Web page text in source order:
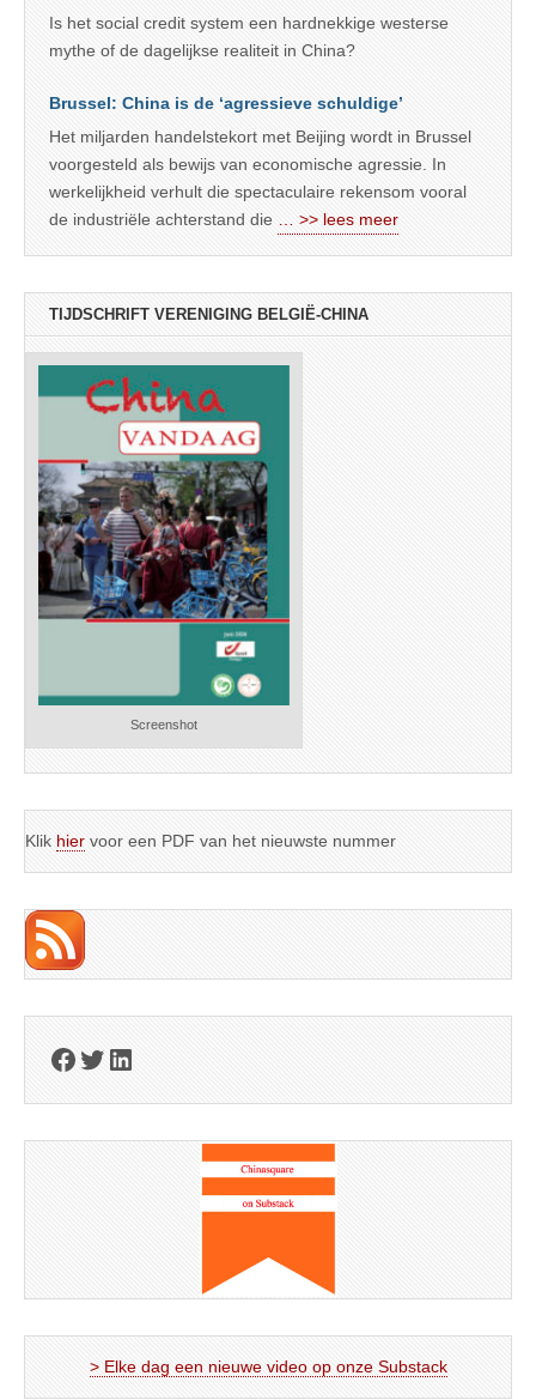
Is het social credit system een hardnekkige westerse
mythe of de dagelijkse realiteit in China?
Brussel: China is de ‘agressieve schuldige’
Het miljarden handelstekort met Beijing wordt in Brussel
voorgesteld als bewijs van economische agressie. In
werkelijkheid verhult die spectaculaire rekensom vooral
de industriële achterstand die
… >> lees meer
TIJDSCHRIFT VERENIGING BELGIË-CHINA
Screenshot
Klik hier voor een PDF van het nieuwste nummer
Facebook
Twitter
LinkedIn
> Elke dag een nieuwe video op onze Substack